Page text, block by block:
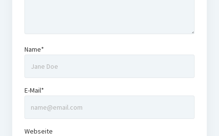
Name*
E-Mail*
Webseite